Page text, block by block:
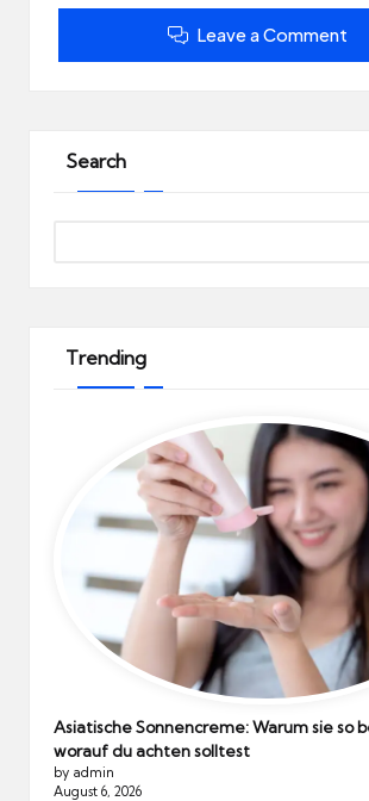
Leave a Comment
Search
Trending
Asiatische Sonnencreme: Warum sie so
worauf du achten solltest
by admin
August 6, 2026